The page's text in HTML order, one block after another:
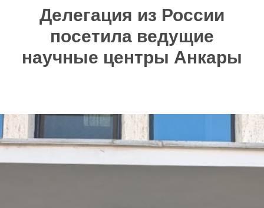
Делегация из России
посетила ведущие
научные центры Анкары